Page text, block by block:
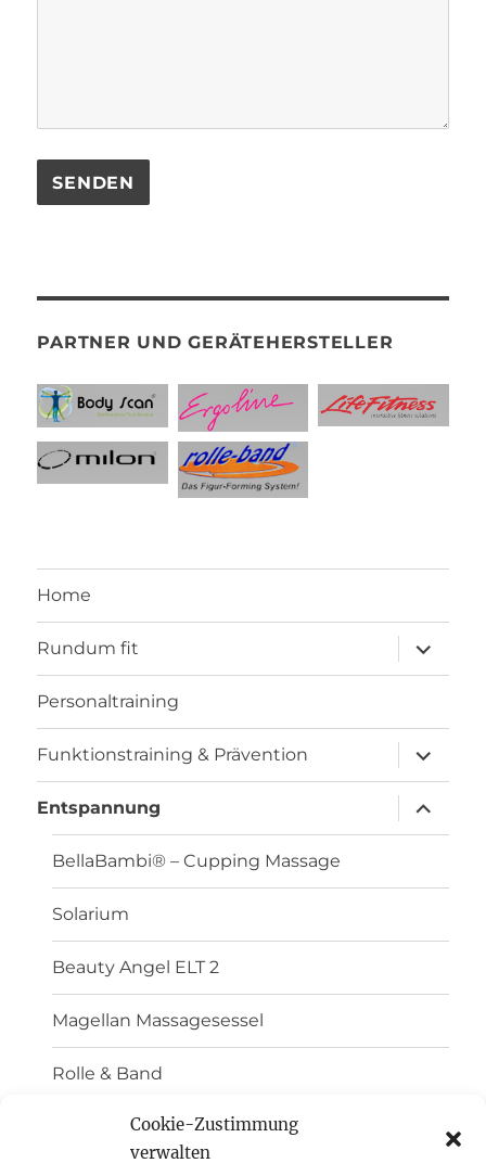
Cookie-Zustimmung
verwalten
PARTNER UND GERÄTEHERSTELLER
Home
Rundum fit
anzeigen
Personaltraining
Funktionstraining & Prävention
anzeigen
Entspannung
anzeigen
BellaBambi® – Cupping Massage
Solarium
Beauty Angel ELT 2
Magellan Massagesessel
Rolle & Band
Das Ballancer®-System